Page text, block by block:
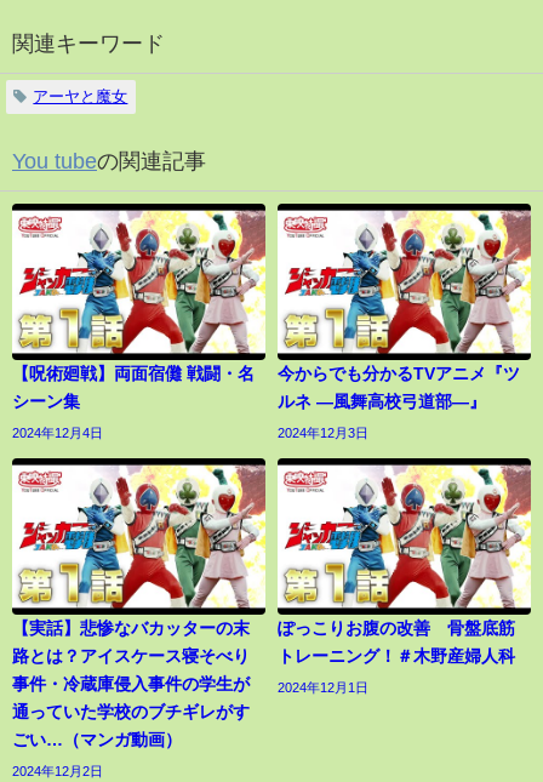
関連キーワード
アーヤと魔女
You tubeの関連記事
【呪術廻戦】両面宿儺 戦闘・名
シーン集
2024年12月4日
今からでも分かるTVアニメ『ツ
ルネ ―風舞高校弓道部―』
2024年12月3日
【実話】悲惨なバカッターの末
路とは？アイスケース寝そべり
事件・冷蔵庫侵入事件の学生が
通っていた学校のブチギレがす
ごい…（マンガ動画）
2024年12月2日
ぽっこりお腹の改善 骨盤底筋
トレーニング！＃木野産婦人科
2024年12月1日